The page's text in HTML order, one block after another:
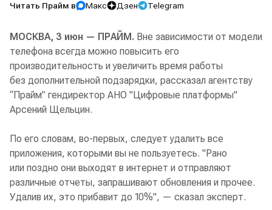
Читать Прайм в Макс Дзен Telegram
МОСКВА, 3 июн — ПРАЙМ. Вне зависимости от модели
телефона всегда можно повысить его
производительность и увеличить время работы
без дополнительной подзарядки, рассказал агентству
“Прайм” гендиректор АНО "Цифровые платформы"
Арсений Щельцин.
По его словам, во-первых, следует удалить все
приложения, которыми вы не пользуетесь. "Рано
или поздно они выходят в интернет и отправляют
различные отчеты, запрашивают обновления и прочее.
Удалив их, это прибавит до 10%", — сказал эксперт.